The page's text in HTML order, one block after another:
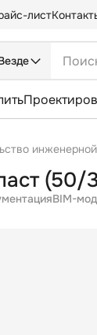
лист
(50/
BIM-